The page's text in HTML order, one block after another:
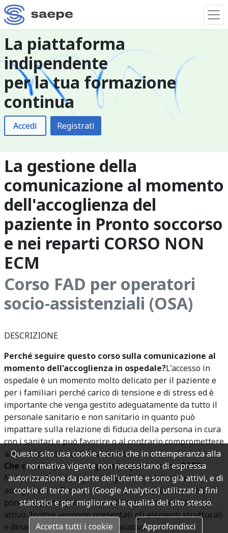
La piattaforma
indipendente
per la tua formazione
continua
Accedi Registrati
La gestione della
comunicazione al momento
dell'accoglienza del
paziente in Pronto soccorso
e nei reparti CORSO NON
ECM
Corso FAD per operatori
socio-assistenziali (OSA)
DESCRIZIONE
Perché seguire questo corso sulla comunicazione al
momento dell'accoglienza in ospedale?L'accesso in
ospedale è un momento molto delicato per il paziente e
per i familiari perché carico di tensione e di stress ed è
importante che venga gestito adeguatamente da tutto il
personale sanitario e non sanitario in quanto può
impattare sulla relazione di fiducia della persona in cura
con i sanitari e può favorire o al contrario compromettere
anche l'aderenza al trattamento.
Che cosa imparerai seguendo questo corso FAD?
Nel corso viene spiegata l'importanza della fase di
accoglienza in Pronto soccorso e nei reparti ospedalieri,
ponendo particolare rilievo all'importanza dell'ascolto
attivo. Inoltre vengono presentati gli elementi strutturali
e dinamici del processo comunicativo.
Questo sito usa cookie tecnici che in ottemperanza alla
normativa vigente non necessitano di espressa
autorizzazione da parte dell'utente e sono già attivi, e di
cookie di terze parti (Google Analytics) utilizzati a fini
statistici e per migliorare la qualità del sito stesso.
Accetta tutti i cookie Approfondisci